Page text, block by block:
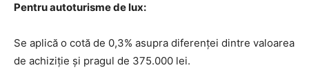
Pentru autoturisme de lux:
Se aplică o cotă de 0,3% asupra diferenței dintre valoarea
de achiziție și pragul de 375.000 lei.